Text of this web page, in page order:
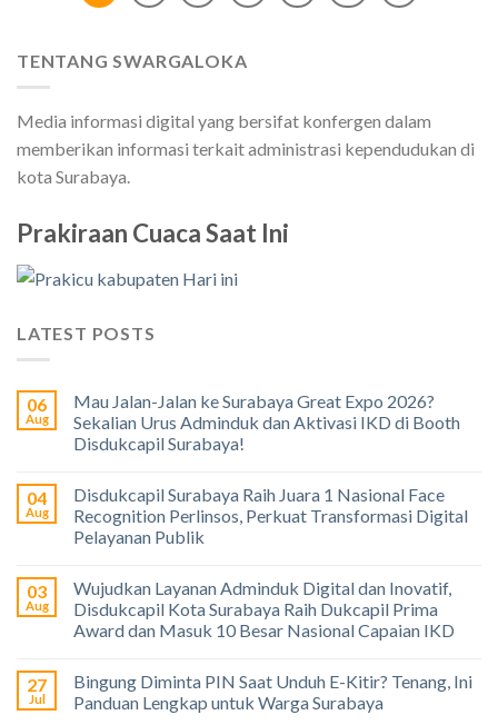
TENTANG SWARGALOKA
Media informasi digital yang bersifat konfergen dalam
memberikan informasi terkait administrasi kependudukan di
kota Surabaya.
Prakiraan Cuaca Saat Ini
LATEST POSTS
06
Aug
Mau Jalan-Jalan ke Surabaya Great Expo 2026?
Sekalian Urus Adminduk dan Aktivasi IKD di Booth
Disdukcapil Surabaya!
04
Aug
Disdukcapil Surabaya Raih Juara 1 Nasional Face
Recognition Perlinsos, Perkuat Transformasi Digital
Pelayanan Publik
03
Aug
Wujudkan Layanan Adminduk Digital dan Inovatif,
Disdukcapil Kota Surabaya Raih Dukcapil Prima
Award dan Masuk 10 Besar Nasional Capaian IKD
27
Jul
Bingung Diminta PIN Saat Unduh E-Kitir? Tenang, Ini
Panduan Lengkap untuk Warga Surabaya